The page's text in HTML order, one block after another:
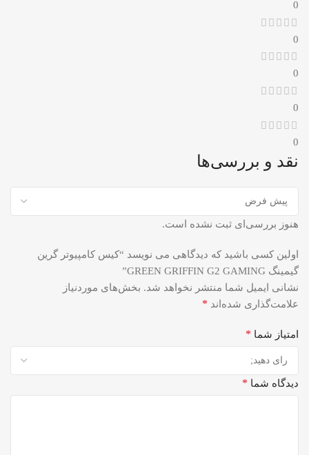
0
0
0
0
0
نقد و بررسی‌ها
هنوز بررسی‌ای ثبت نشده است.
اولین کسی باشید که دیدگاهی می نویسد “کیس کامپیوتر گرین
گیمینگ GREEN GRIFFIN G2 GAMING”
نشانی ایمیل شما منتشر نخواهد شد. بخش‌های موردنیاز
علامت‌گذاری شده‌اند *
امتیاز شما *
دیدگاه شما *